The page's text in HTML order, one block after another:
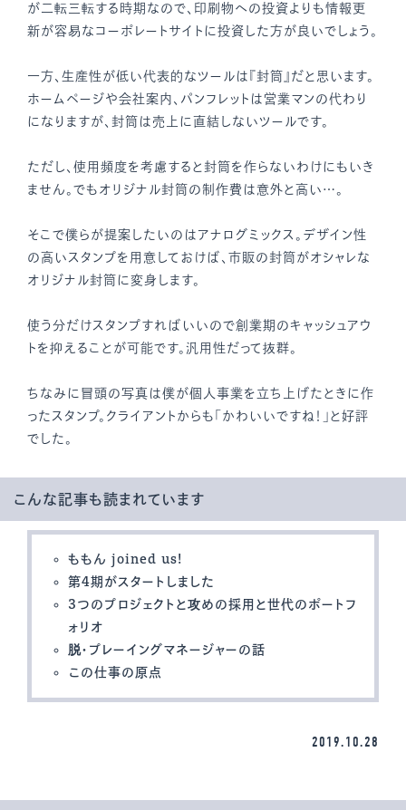
が二転三転する時期なので、印刷物への投資よりも情報更
新が容易なコーポレートサイトに投資した方が良いでしょう。
一方、生産性が低い代表的なツールは『封筒』だと思います。
ホームページや会社案内、パンフレットは営業マンの代わり
になりますが、封筒は売上に直結しないツールです。
ただし、使用頻度を考慮すると封筒を作らないわけにもいき
ません。でもオリジナル封筒の制作費は意外と高い…。
そこで僕らが提案したいのはアナログミックス。デザイン性
の高いスタンプを用意しておけば、市販の封筒がオシャレな
オリジナル封筒に変身します。
使う分だけスタンプすればいいので創業期のキャッシュアウ
トを抑えることが可能です。汎用性だって抜群。
ちなみに冒頭の写真は僕が個人事業を立ち上げたときに作
ったスタンプ。クライアントからも「かわいいですね！」と好評
でした。
こんな記事も読まれています
ももん joined us!
第4期がスタートしました
3つのプロジェクトと攻めの採用と世代のポートフ
ォリオ
脱・プレーイングマネージャーの話
この仕事の原点
2019.10.28